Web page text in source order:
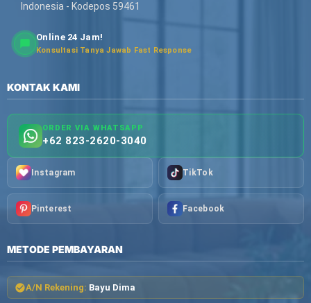
Indonesia - Kodepos 59461
Online 24 Jam!
Konsultasi Tanya Jawab Fast Response
KONTAK KAMI
ORDER VIA WHATSAPP
+62 823-2620-3040
Instagram TikTok
Pinterest Facebook
METODE PEMBAYARAN
A/N Rekening: Bayu Dima